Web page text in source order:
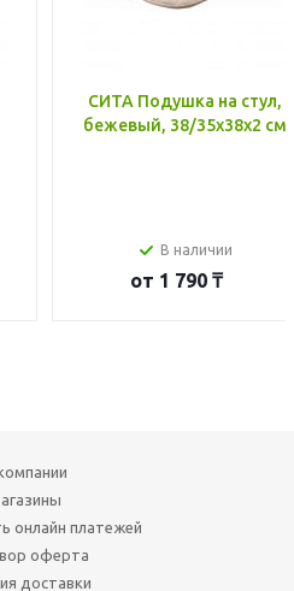
СИТА Подушка на стул,
бежевый, 38/35x38x2 см
В наличии
от 1 790 ₸
онлайн платежей
оферта
доставки